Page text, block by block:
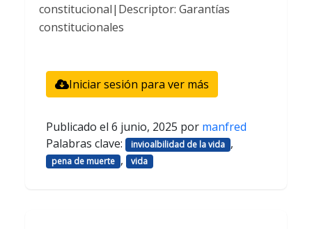
constitucional|Descriptor: Garantías
constitucionales
Iniciar sesión para ver más
Publicado el 6 junio, 2025 por manfred
Palabras clave:
invioalbilidad de la vida ,
pena de muerte , vida